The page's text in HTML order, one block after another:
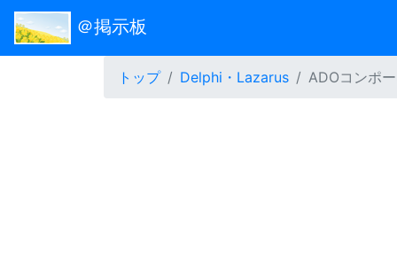
＠掲示板
トップ Delphi・Lazarus ADOコンポ